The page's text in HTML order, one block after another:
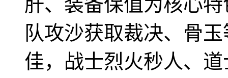
队攻沙获取裁决、骨
佳，战士烈火秒人、